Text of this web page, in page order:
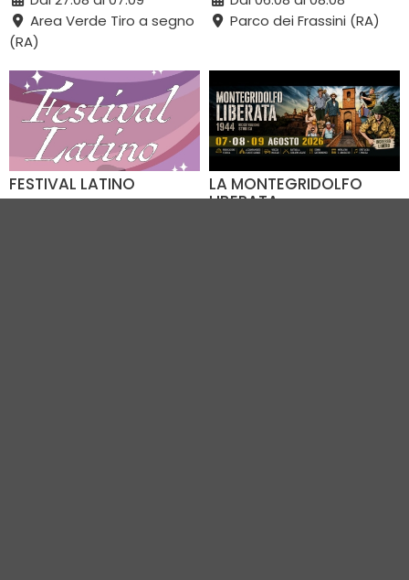
Area Verde Tiro a segno
(RA)
Parco dei Frassini (RA)
FESTIVAL LATINO LA MONTEGRIDOLFO
LIBERATA